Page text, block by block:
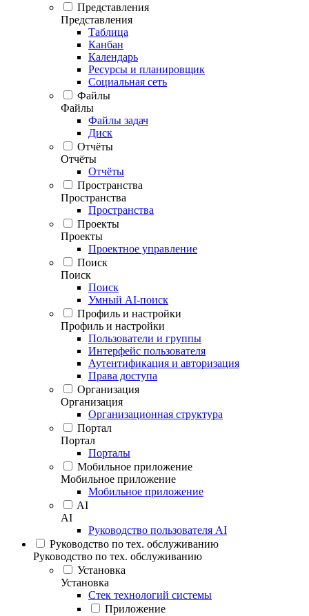
Представления
Представления
Таблица
Канбан
Календарь
Ресурсы и планировщик
Социальная сеть
Файлы
Файлы
Файлы задач
Диск
Отчёты
Отчёты
Отчёты
Пространства
Пространства
Пространства
Проекты
Проекты
Проектное управление
Поиск
Поиск
Поиск
Умный AI-поиск
Профиль и настройки
Профиль и настройки
Пользователи и группы
Интерфейс пользователя
Аутентификация и авторизация
Права доступа
Организация
Организация
Организационная структура
Портал
Портал
Порталы
Мобильное приложение
Мобильное приложение
Мобильное приложение
AI
AI
Руководство пользователя AI
Руководство по тех. обслуживанию
Руководство по тех. обслуживанию
Установка
Установка
Стек технологий системы
Приложение